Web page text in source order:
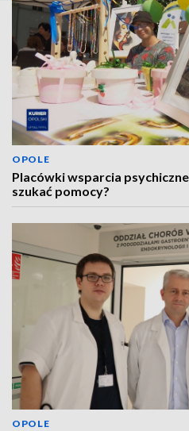
OPOLE
Placówki wsparcia
szukać pomocy?
OPOLE